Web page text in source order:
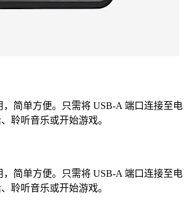
，简单方便。只需将 USB-A 端口连接至电
聆听音乐或开始游戏。
，简单方便。只需将 USB-A 端口连接至电
聆听音乐或开始游戏。